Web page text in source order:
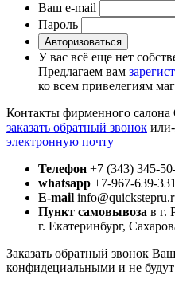
Ваш e-mail
Пароль
Авторизоваться
У вас всё еще нет
Предлагаем вам
ко всем привелегиям
Контакты фирменного салона
заказать обратный звонок
электронную почту
Телефон +7 (343) 345-
whatsapp +7-967-639-
E-mail
Пункт самовывоза в г.
г. Екатеринбург,
Заказать обратный звонок
конфидециальными и не